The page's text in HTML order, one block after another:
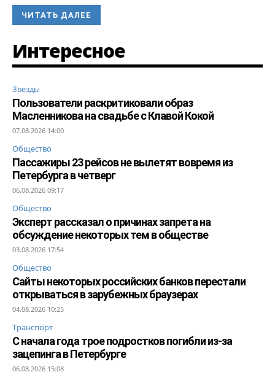
ЧИТАТЬ ДАЛЕЕ
Интересное
Звезды
Пользователи раскритиковали образ
Масленникова на свадьбе с Клавой Кокой
07.08.2026 14:00
Общество
Пассажиры 23 рейсов не вылетят вовремя из
Петербурга в четверг
06.08.2026 09:17
Общество
Эксперт рассказал о причинах запрета на
обсуждение некоторых тем в обществе
03.08.2026 17:54
Общество
Сайты некоторых российских банков перестали
открываться в зарубежных браузерах
04.08.2026 10:25
Транспорт
С начала года трое подростков погибли из-за
зацепинга в Петербурге
06.08.2026 15:08